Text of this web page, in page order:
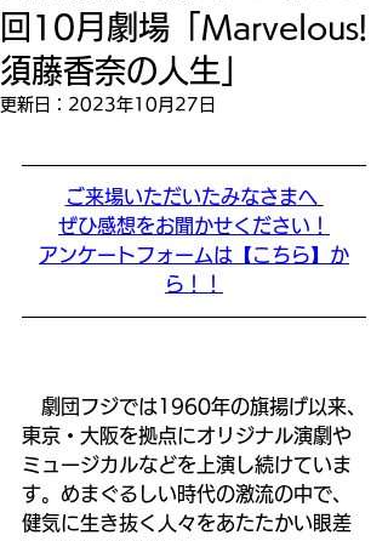
回10月劇場「Marvelous!
須藤香奈の人生」
更新日： 2023年10月27日
ご来場いただいたみなさまへ
ぜひ感想をお聞かせください！
アンケートフォームは【こちら】か
ら！！
劇団フジでは1960年の旗揚げ以来、
東京・大阪を拠点にオリジナル演劇や
ミュージカルなどを上演し続けていま
す。めまぐるしい時代の激流の中で、
健気に生き抜く人々をあたたかい眼差